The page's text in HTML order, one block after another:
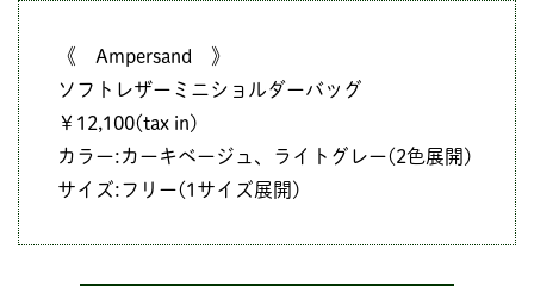
《 Ampersand 》
ソフトレザーミニショルダーバッグ
￥12,100(tax in)
カラー:カーキベージュ、ライトグレー(2色展開)
サイズ:フリー(1サイズ展開)